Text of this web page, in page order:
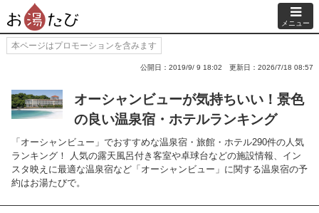
メニュー
本ページはプロモーションを含みます
公開日：2019/9/ 9 18:02 更新日：2026/7/18 08:57
オーシャンビューが気持ちいい！景色
の良い温泉宿・ホテルランキング
「オーシャンビュー」でおすすめな温泉宿・旅館・ホテル290件の人気
ランキング！ 人気の露天風呂付き客室や卓球台などの施設情報、イン
スタ映えに最適な温泉宿など「オーシャンビュー」に関する温泉宿の予
約はお湯たびで。